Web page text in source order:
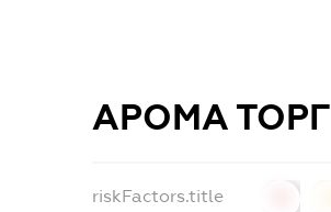
АРОМА ТОРГ
riskFactors.title